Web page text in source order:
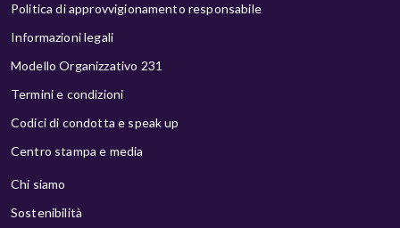
Politica di approvvigionamento responsabile
Informazioni legali
Modello Organizzativo 231
Termini e condizioni
Codici di condotta e speak up
Centro stampa e media
Chi siamo
Sostenibilità